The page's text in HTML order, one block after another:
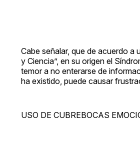
Cabe señalar, que de acuerdo
y Ciencia”, en su origen el
temor a no enterarse de
ha existido, puede causar
USO DE CUBREBOCAS